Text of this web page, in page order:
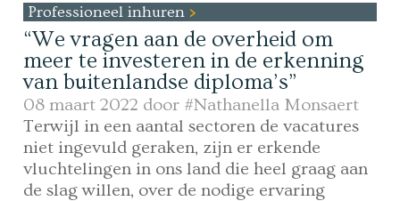
Professioneel inhuren
“We vragen aan de overheid om
meer te investeren in de erkenning
van buitenlandse diploma’s”
08 maart 2022 door #Nathanella Monsaert
Terwijl in een aantal sectoren de vacatures
niet ingevuld geraken, zijn er erkende
vluchtelingen in ons land die heel graag aan
de slag willen, over de nodige ervaring